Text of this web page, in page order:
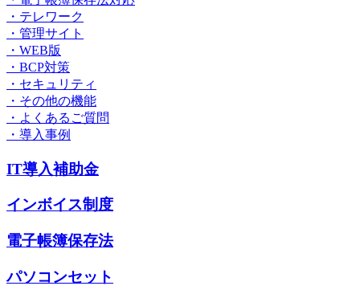
・テレワーク
・管理サイト
・WEB版
・BCP対策
・セキュリティ
・その他の機能
・よくあるご質問
・導入事例
IT導入補助金
インボイス制度
電子帳簿保存法
パソコンセット